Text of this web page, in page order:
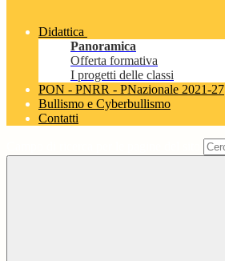
Didattica
Panoramica
Offerta formativa
I progetti delle classi
PON - PNRR - PNazionale 2021-27
Bullismo e Cyberbullismo
Contatti